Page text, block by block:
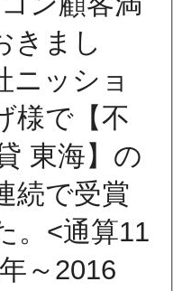
きまし
ニッショ
様で【不
東海】の
続で受賞
。<通算11
～2016